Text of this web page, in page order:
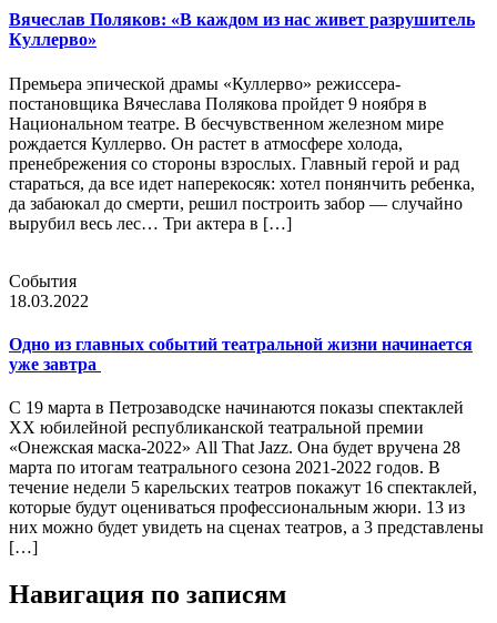
Вячеслав Поляков: «В каждом из нас живет разрушитель
Куллерво»
Премьера эпической драмы «Куллерво» режиссера-
постановщика Вячеслава Полякова пройдет 9 ноября в
Национальном театре. В бесчувственном железном мире
рождается Куллерво. Он растет в атмосфере холода,
пренебрежения со стороны взрослых. Главный герой и рад
стараться, да все идет наперекосяк: хотел понянчить ребенка,
да забаюкал до смерти, решил построить забор — случайно
вырубил весь лес… Три актера в […]
События
18.03.2022
Одно из главных событий театральной жизни начинается
уже завтра
С 19 марта в Петрозаводске начинаются показы спектаклей
ХX юбилейной республиканской театральной премии
«Онежская маска-2022» All That Jazz. Она будет вручена 28
марта по итогам театрального сезона 2021-2022 годов. В
течение недели 5 карельских театров покажут 16 спектаклей,
которые будут оцениваться профессиональным жюри. 13 из
них можно будет увидеть на сценах театров, а 3 представлены
[…]
Навигация по записям